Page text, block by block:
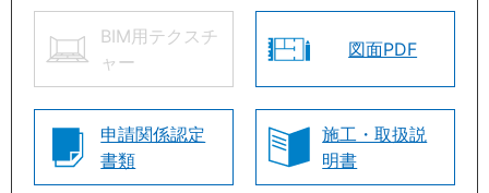
BIM用テクスチ
ャー
図面PDF
申請関係認定
書類
施工・取扱説
明書